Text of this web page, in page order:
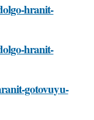
hranit-
hranit-
gotovuyu-